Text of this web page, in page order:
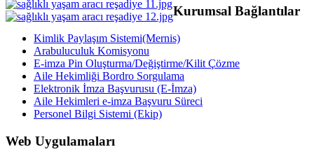
Kurumsal Bağlantılar
Kimlik Paylaşım Sistemi(Mernis)
Arabuluculuk Komisyonu
E-imza Pin Oluşturma/Değiştirme/Kilit Çözme
Aile Hekimliği Bordro Sorgulama
Elektronik İmza Başvurusu (E-İmza)
Aile Hekimleri e-imza Başvuru Süreci
Personel Bilgi Sistemi (Ekip)
Web Uygulamaları